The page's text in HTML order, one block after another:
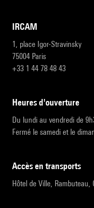
IRCAM
1, place Igor-Stravinsky
75004 Paris
+33 1 44 78 48 43
heures d'ouverture
Du lundi au vendredi de
Fermé le samedi et le
accès en transports
Hôtel de Ville, Rambuteau,